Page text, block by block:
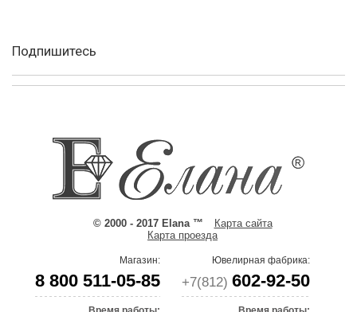
Подпишитесь
© 2000 - 2017 Elana ™
Карта сайта
Карта проезда
Магазин:
8 800 511-05-85
Ювелирная фабрика:
+7(812) 602-92-50